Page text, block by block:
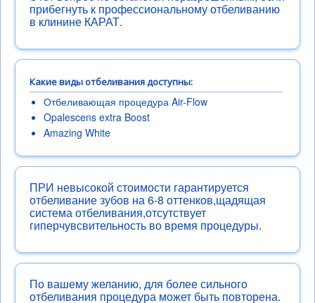
прибегнуть к профессиональному отбеливанию
в клинине КАРАТ.
Какие виды отбеливания доступны:
Отбеливающая процедура Air-Flow
Opalescens extra Boost
Amazing White
ПРИ невысокой стоимости гарантируется
отбеливание зубов на 6-8 оттенков,щадящая
система отбеливания,отсутствует
гиперчувсвительность во время процедуры.
По вашему желанию, для более сильного
отбеливания процедура может быть повторена.